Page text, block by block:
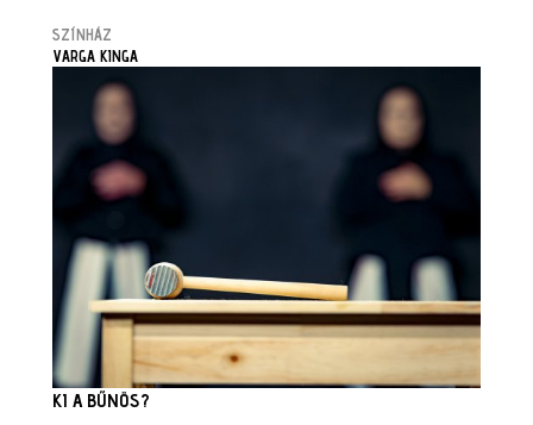
SZÍNHÁZ
VARGA KINGA
KI A BŰNÖS?